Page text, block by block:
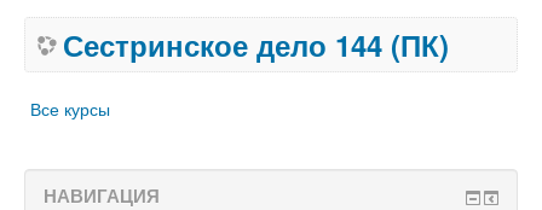
Сестринское дело 144 (ПК)
Все курсы
НАВИГАЦИЯ